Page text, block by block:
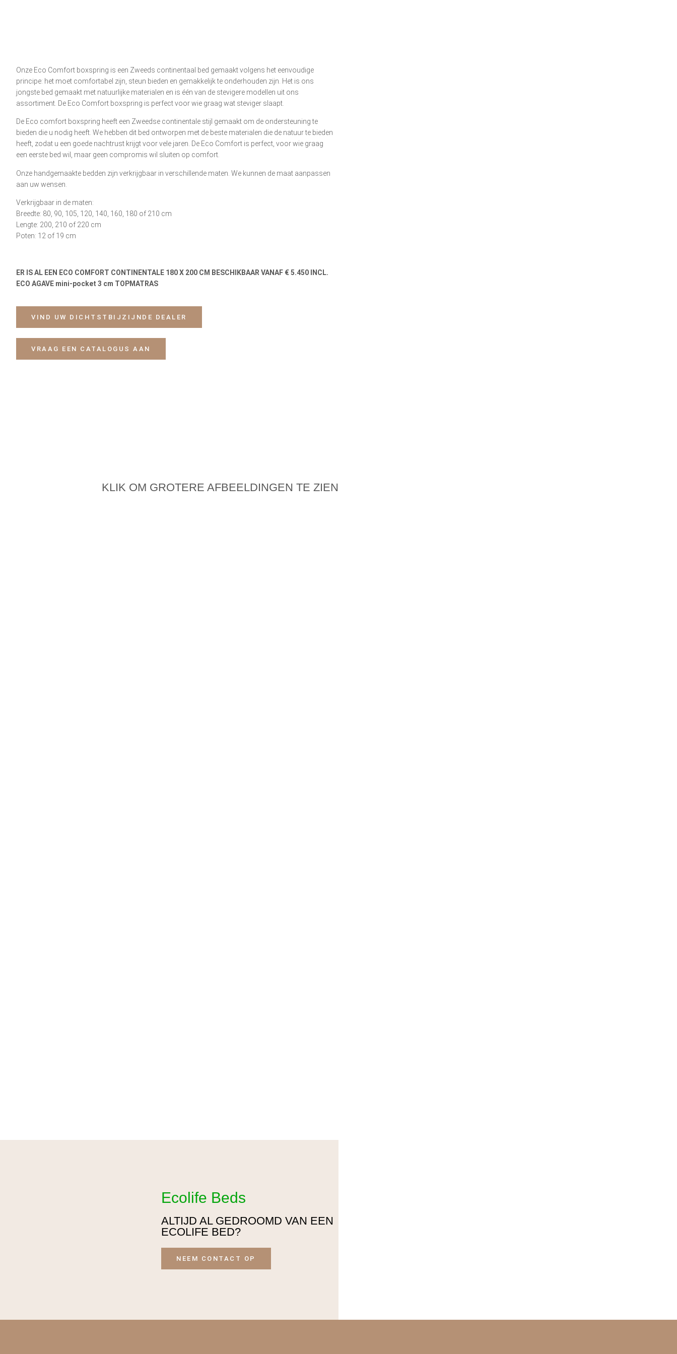
Onze Eco Comfort boxspring is een Zweeds continentaal bed gemaakt volgens het eenvoudige
principe: het moet comfortabel zijn, steun bieden en gemakkelijk te onderhouden zijn. Het is ons
jongste bed gemaakt met natuurlijke materialen en is één van de stevigere modellen uit ons
assortiment. De Eco Comfort boxspring is perfect voor wie graag wat steviger slaapt.
De Eco comfort boxspring heeft een Zweedse continentale stijl gemaakt om de ondersteuning te
bieden die u nodig heeft. We hebben dit bed ontworpen met de beste materialen die de natuur te bieden
heeft, zodat u een goede nachtrust krijgt voor vele jaren. De Eco Comfort is perfect, voor wie graag
een eerste bed wil, maar geen compromis wil sluiten op comfort.
Onze handgemaakte bedden zijn verkrijgbaar in verschillende maten. We kunnen de maat aanpassen
aan uw wensen.
Verkrijgbaar in de maten:
Breedte: 80, 90, 105, 120, 140, 160, 180 of 210 cm
Lengte: 200, 210 of 220 cm
Poten: 12 of 19 cm
ER IS AL EEN ECO COMFORT CONTINENTALE 180 X 200 CM BESCHIKBAAR VANAF € 5.450 INCL.
ECO AGAVE mini-pocket 3 cm TOPMATRAS
VIND UW DICHTSTBIJZIJNDE DEALER
VRAAG EEN CATALOGUS AAN
KLIK OM GROTERE AFBEELDINGEN TE ZIEN
Ecolife Beds
ALTIJD AL GEDROOMD VAN EEN
ECOLIFE BED?
NEEM CONTACT OP